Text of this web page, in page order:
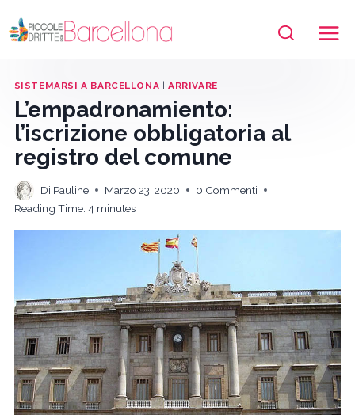
al
SISTEMARSI A BARCELLONA |ARRIVARE
L’empadronamiento:
l’iscrizione obbligatoria al
registro del comune
Di Pauline Marzo 23, 2020
0 Commenti
Reading Time: 4 minutes